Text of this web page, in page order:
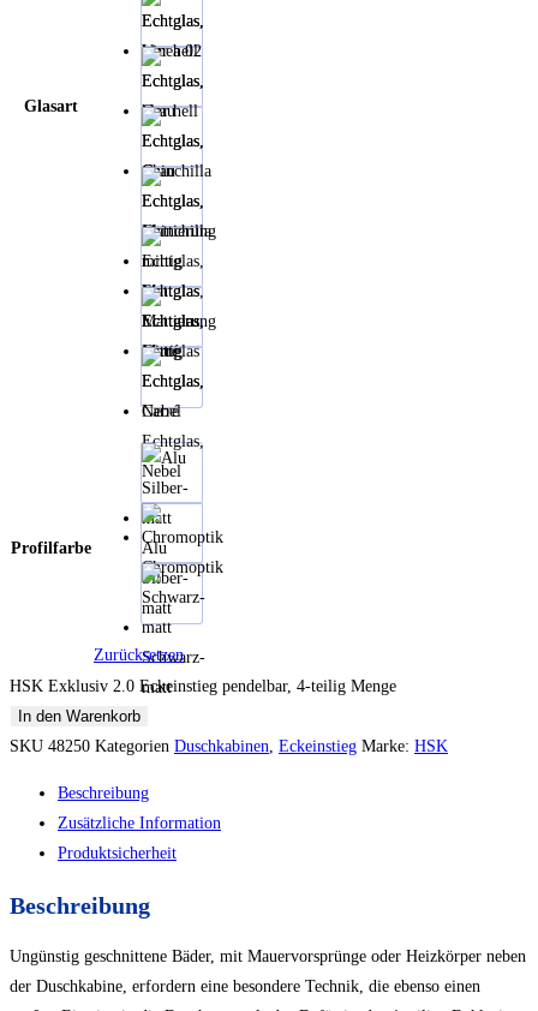
Glasart
Echtglas,
Linea 02
Echtglas,
klar hell
Echtglas,
Grau
Echtglas,
Chinchilla
Echtglas,
Mattierung
mittig
Echtglas,
Mattglas
Echtglas,
Carré
Echtglas,
Nebel
Profilfarbe
Alu
Silber-
matt
Chromoptik
Schwarz-
matt
Zurücksetzen
HSK Exklusiv 2.0 Eckeinstieg pendelbar, 4-teilig Menge
In den Warenkorb
SKU 48250 Kategorien Duschkabinen, Eckeinstieg Marke: HSK
Beschreibung
Zusätzliche Information
Produktsicherheit
Beschreibung
Ungünstig geschnittene Bäder, mit Mauervorsprünge oder Heizkörper neben
der Duschkabine, erfordern eine besondere Technik, die ebenso einen